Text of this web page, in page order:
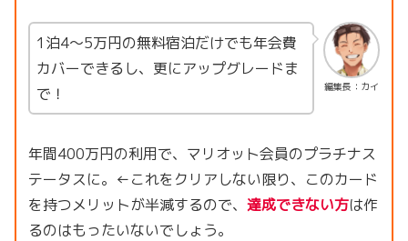
編集長：カイ
1泊4〜5万円の無料宿泊だけでも年会費
カバーできるし、更にアップグレードま
で！
年間400万円の利用で、マリオット会員のプラチナス
テータスに。←これをクリアしない限り、このカード
を持つメリットが半減するので、 達成できない方は作
るのはもったいないでしょう。